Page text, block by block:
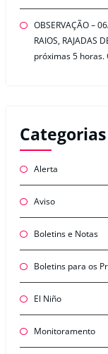
OBSERVAÇÃO –
RAIOS, RAJADAS
próximas 5 horas.
Categorias
Alerta
Aviso
Boletins e Notas
Boletins para os
El Niño
Monitoramento